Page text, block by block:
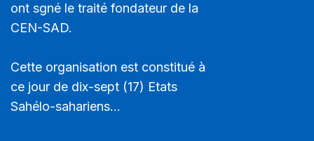
ont sgné le traité fondateur de la
CEN-SAD.
Cette organisation est constitué à
ce jour de dix-sept (17) Etats
Sahélo-sahariens...